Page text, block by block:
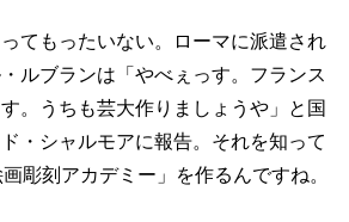
てもったいない。ローマに派遣され
ルブランは「やべぇっす。フランス
。うちも芸大作りましょうや」と国
・シャルモアに報告。それを知って
彫刻アカデミー」を作るんですね。